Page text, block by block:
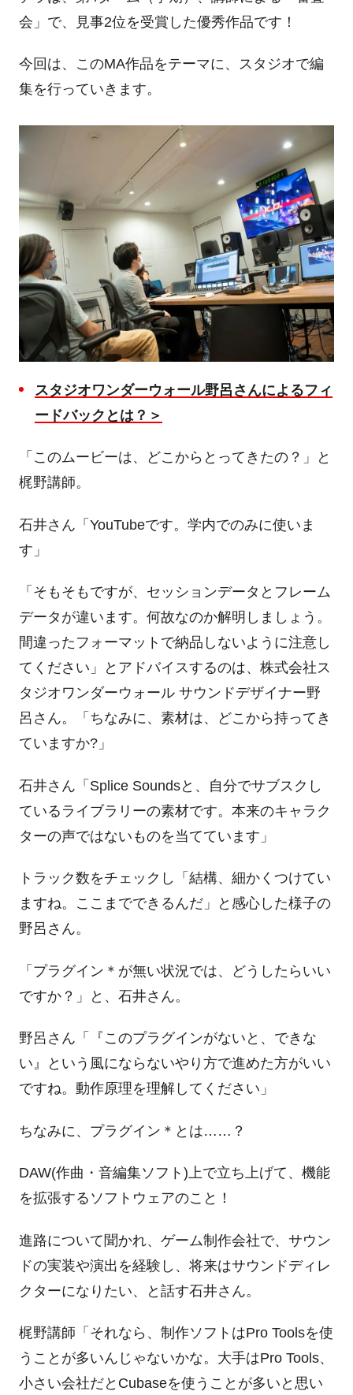
会」で、見事2位を受賞した優秀作品です！
今回は、このMA作品をテーマに、スタジオで編
集を行っていきます。
スタジオワンダーウォール野呂さんによるフィ
ードバックとは？＞
「このムービーは、どこからとってきたの？」と
梶野講師。
石井さん「 YouTubeです。学内でのみに使いま
す」
「そもそもですが、セッションデータとフレーム
データが違います。何故なのか解明しましょう。
間違ったフォーマットで納品しないように注意し
てください」とアドバイスするのは、株式会社ス
タジオワンダーウォール サウンドデザイナー野
呂さん。「ちなみに、素材は、どこから持ってき
ていますか?」
石井さん「 Splice Soundsと、自分でサブスクし
ているライブラリーの素材です。本来のキャラク
ターの声ではないものを当てています」
トラック数をチェックし「結構、細かくつけてい
ますね。ここまでできるんだ」と感心した様子の
野呂さん。
「プラグイン＊が無い状況では、どうしたらいい
ですか？」と、石井さん。
野呂さん「『このプラグインがないと、できな
い』という風にならないやり方で進めた方がいい
ですね。動作原理を理解してください」
ちなみに、プラグイン＊とは…… ？
DAW(作曲・音編集ソフト )上で立ち上げて、機能
を拡張するソフトウェアのこと！
進路について聞かれ、ゲーム制作会社で、サウン
ドの実装や演出を経験し、将来はサウンドディレ
クターになりたい、と話す石井さん。
梶野講師「それなら、制作ソフトはPro Toolsを使
うことが多いんじゃないかな。大手はPro Tools、
小さい会社だと Cubaseを使うことが多いと思い